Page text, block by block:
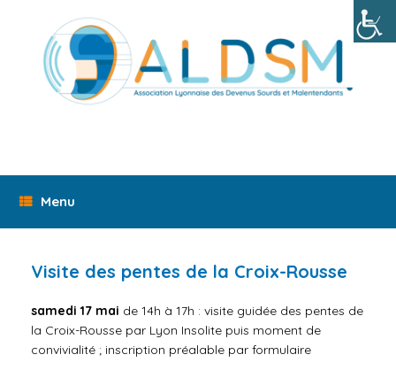
Menu
Visite des pentes de la Croix-Rousse
samedi 17 mai de 14h à 17h : visite guidée des pentes de
la Croix-Rousse par Lyon Insolite puis moment de
convivialité ; inscription préalable par formulaire